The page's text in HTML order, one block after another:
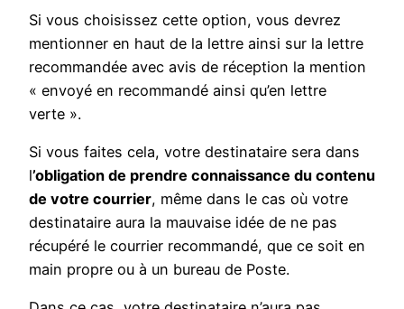
Si vous choisissez cette option, vous devrez
mentionner en haut de la lettre ainsi sur la lettre
recommandée avec avis de réception la mention
« envoyé en recommandé ainsi qu’en lettre
verte ».
Si vous faites cela, votre destinataire sera dans
l’obligation de prendre connaissance du contenu
de votre courrier, même dans le cas où votre
destinataire aura la mauvaise idée de ne pas
récupéré le courrier recommandé, que ce soit en
main propre ou à un bureau de Poste.